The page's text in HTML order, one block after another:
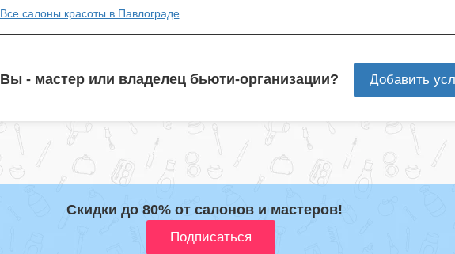
Все салоны красоты в Павлограде
Вы - мастер или владелец бьюти-организации? Добавить
Скидки до 80% от салонов и мастеров!